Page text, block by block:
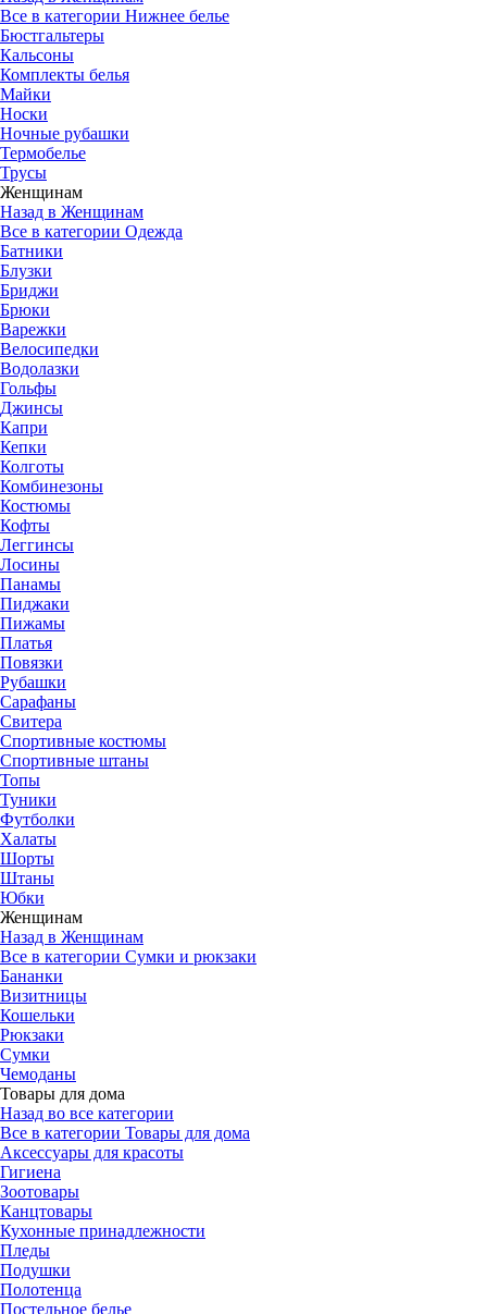
Все в категории Нижнее белье
Бюстгальтеры
Кальсоны
Комплекты белья
Майки
Носки
Ночные рубашки
Термобелье
Трусы
Женщинам
Назад в Женщинам
Все в категории Одежда
Батники
Блузки
Бриджи
Брюки
Варежки
Велосипедки
Водолазки
Гольфы
Джинсы
Капри
Кепки
Колготы
Комбинезоны
Костюмы
Кофты
Леггинсы
Лосины
Панамы
Пиджаки
Пижамы
Платья
Повязки
Рубашки
Сарафаны
Свитера
Спортивные костюмы
Спортивные штаны
Топы
Туники
Футболки
Халаты
Шорты
Штаны
Юбки
Женщинам
Назад в Женщинам
Все в категории Сумки и рюкзаки
Бананки
Визитницы
Кошельки
Рюкзаки
Сумки
Чемоданы
Товары для дома
Назад во все категории
Все в категории Товары для дома
Аксессуары для красоты
Гигиена
Зоотовары
Канцтовары
Кухонные принадлежности
Пледы
Подушки
Полотенца
Постельное белье